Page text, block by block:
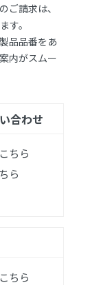
ご請求は、
す。
品品番をあ
内がスムー
合わせ
ちら
ら
ちら